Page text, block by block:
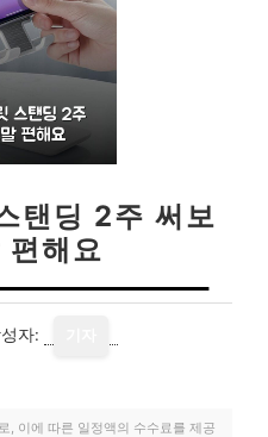
탠딩 2주 써보
편해요
자:
, 이에 따른 일정액의 수수료를 제공